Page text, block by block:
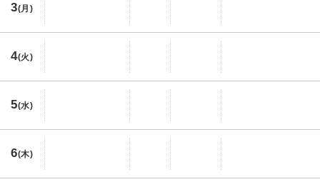
3(月)
4(火)
5(水)
6(木)